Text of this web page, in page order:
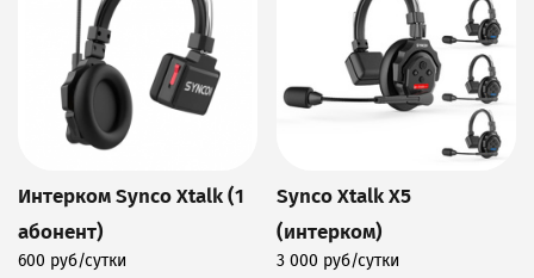
Интерком Synco Xtalk (1
абонент)
600 руб/сутки
Synco Xtalk X5
(интерком)
3 000 руб/сутки